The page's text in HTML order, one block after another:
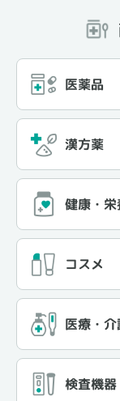
医薬品
漢方薬
健康・
コスメ
医療・
検査機器